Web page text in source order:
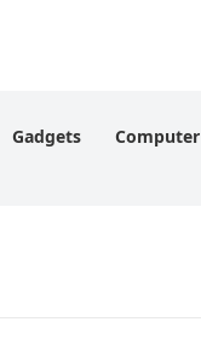
Gadgets Computer